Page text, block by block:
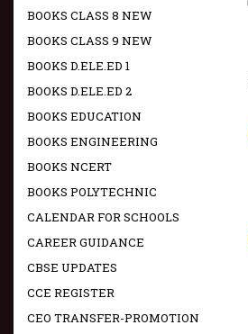
BOOKS CLASS 8 NEW
BOOKS CLASS 9 NEW
BOOKS D.ELE.ED 1
BOOKS D.ELE.ED 2
BOOKS EDUCATION
BOOKS ENGINEERING
BOOKS NCERT
BOOKS POLYTECHNIC
CALENDAR FOR SCHOOLS
CAREER GUIDANCE
CBSE UPDATES
CCE REGISTER
CEO TRANSFER-PROMOTION